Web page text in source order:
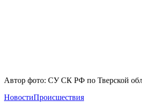
Автор фото: СУ СК РФ по Тверской
НовостиПроисшествия